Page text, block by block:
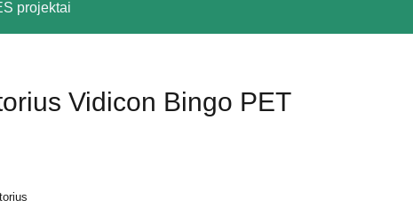
projektai
Vidicon Bingo PET